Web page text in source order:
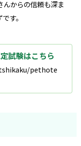
んからの信頼も深ま
す。
試験はこちら
pethote